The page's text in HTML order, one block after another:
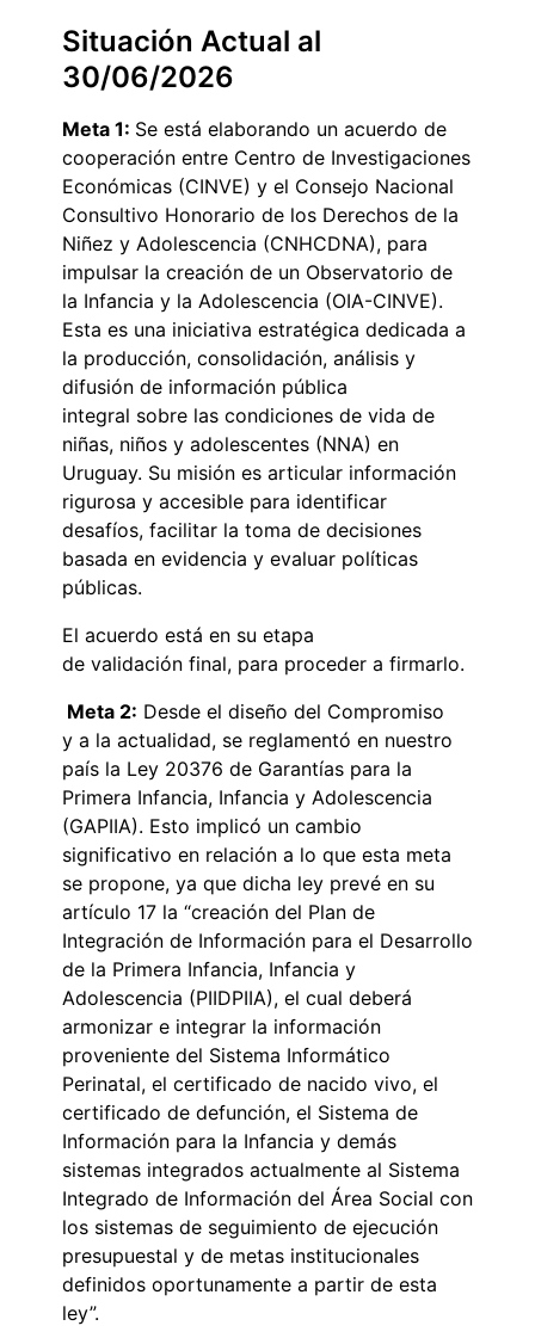
Situación Actual al
30/06/2026
Meta 1: Se está elaborando un acuerdo de
cooperación entre Centro de Investigaciones
Económicas (CINVE) y el Consejo Nacional
Consultivo Honorario de los Derechos de la
Niñez y Adolescencia (CNHCDNA), para
impulsar la creación de un Observatorio de
la Infancia y la Adolescencia (OIA-CINVE).
Esta es una iniciativa estratégica dedicada a
la producción, consolidación, análisis y
difusión de información pública
integral sobre las condiciones de vida de
niñas, niños y adolescentes (NNA) en
Uruguay. Su misión es articular información
rigurosa y accesible para identificar
desafíos, facilitar la toma de decisiones
basada en evidencia y evaluar políticas
públicas.
El acuerdo está en su etapa
de validación final, para proceder a firmarlo.
Meta 2: Desde el diseño del Compromiso
y a la actualidad, se reglamentó en nuestro
país la Ley 20376 de Garantías para la
Primera Infancia, Infancia y Adolescencia
(GAPIIA). Esto implicó un cambio
significativo en relación a lo que esta meta
se propone, ya que dicha ley prevé en su
artículo 17 la “creación del Plan de
Integración de Información para el Desarrollo
de la Primera Infancia, Infancia y
Adolescencia (PIIDPIIA), el cual deberá
armonizar e integrar la información
proveniente del Sistema Informático
Perinatal, el certificado de nacido vivo, el
certificado de defunción, el Sistema de
Información para la Infancia y demás
sistemas integrados actualmente al Sistema
Integrado de Información del Área Social con
los sistemas de seguimiento de ejecución
presupuestal y de metas institucionales
definidos oportunamente a partir de esta
ley”.